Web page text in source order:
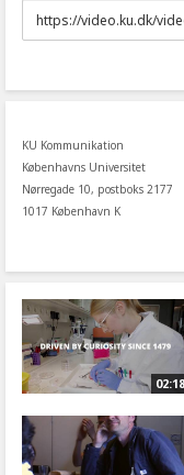
URL
to
KU Kommunikation
Københavns Universitet
Nørregade 10, postboks 2177
1017 København K
02:18